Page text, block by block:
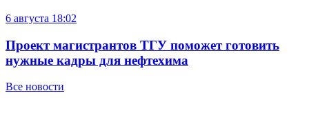
6 августа 18:02
Проект магистрантов ТГУ поможет готовить
нужные кадры для нефтехима
Все новости